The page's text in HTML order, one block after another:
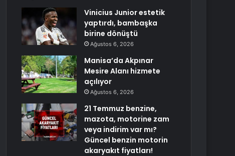
Vinicius Junior estetik
yaptırdı, bambaşka
birine dönüştü
Ağustos 6, 2026
Manisa’da Akpınar
Mesire Alanı hizmete
açılıyor
Ağustos 6, 2026
21 Temmuz benzine,
mazota, motorine zam
veya indirim var mı?
Güncel benzin motorin
akaryakıt fiyatları!